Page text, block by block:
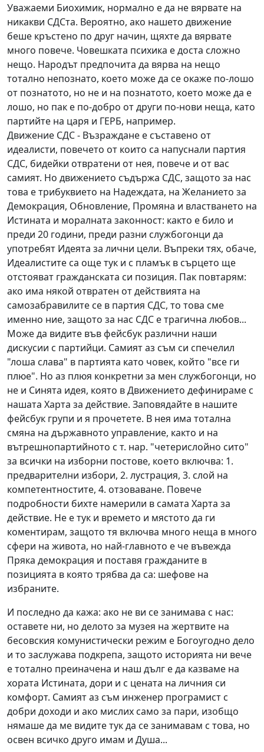
Уважаеми Биохимик, нормално е да не вярвате на
никакви СДСта. Вероятно, ако нашето движение
беше кръстено по друг начин, щяхте да вярвате
много повече. Човешката психика е доста сложно
нещо. Народът предпочита да вярва на нещо
тотално непознато, което може да се окаже по-лошо
от познатото, но не и на познатото, което може да е
лошо, но пак е по-добро от други по-нови неща, като
партийте на царя и ГЕРБ, например.
Движение СДС - Възраждане е съставено от
идеалисти, повечето от които са напуснали партия
СДС, бидейки отвратени от нея, повече и от вас
самият. Но движението съдържа СДС, защото за нас
това е трибуквието на Надеждата, на Желанието за
Демокрация, Обновление, Промяна и властването на
Истината и моралната законност: както е било и
преди 20 години, преди разни службогонци да
употребят Идеята за лични цели. Въпреки тях, обаче,
Идеалистите са още тук и с пламък в сърцето ще
отстояват гражданската си позиция. Пак повтарям:
ако има някой отвратен от действията на
самозабравилите се в партия СДС, то това сме
именно ние, защото за нас СДС е трагична любов...
Може да видите във фейсбук различни наши
дискусии с партийци. Самият аз съм си спечелил
"лоша слава" в партията като човек, който "все ги
плюе". Но аз плюя конкретни за мен службогонци, но
не и Синята идея, която в Движението дефинираме с
нашата Харта за действие. Заповядайте в нашите
фейсбук групи и я прочетете. В нея има тотална
смяна на държавното управление, както и на
вътрешнопартийното с т. нар. "четерислойно сито"
за всички на изборни постове, което включва: 1.
предварителни избори, 2. лустрация, 3. слой на
компетентностите, 4. отзоваване. Повече
подробности бихте намерили в самата Харта за
действие. Не е тук и времето и мястото да ги
коментирам, защото тя включва много неща в много
сфери на живота, но най-главното е че въвежда
Пряка демокрация и поставя гражданите в
позицията в която трябва да са: шефове на
избраните.
И последно да кажа: ако не ви се занимава с нас:
оставете ни, но делото за музея на жертвите на
бесовския комунистически режим е Богоугодно дело
и то заслужава подкрепа, защото историята ни вече
е тотално преиначена и наш дълг е да казваме на
хората Истината, дори и с цената на личния си
комфорт. Самият аз съм инженер програмист с
добри доходи и ако мислих само за пари, изобщо
нямаше да ме видите тук да се занимавам с това, но
освен всичко друго имам и Душа...